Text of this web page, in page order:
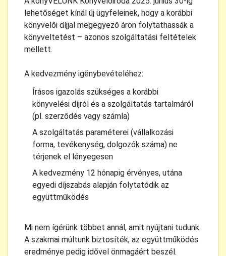
lehetőséget kínál új ügyfeleinek, hogy a korábbi
könyvelői díjjal megegyező áron folytathassák a
könyveltetést – azonos szolgáltatási feltételek
mellett.
A kedvezmény igénybevételéhez:
Írásos igazolás szükséges a korábbi
könyvelési díjról és a szolgáltatás tartalmáról
(pl. szerződés vagy számla)
A szolgáltatás paraméterei (vállalkozási
forma, tevékenység, dolgozók száma) ne
térjenek el lényegesen
A kedvezmény 12 hónapig érvényes, utána
egyedi díjszabás alapján folytatódik az
együttműködés
Mi nem ígérünk többet annál, amit nyújtani tudunk.
A szakmai múltunk biztosíték, az együttműködés
eredménye pedig idővel önmagáért beszél.